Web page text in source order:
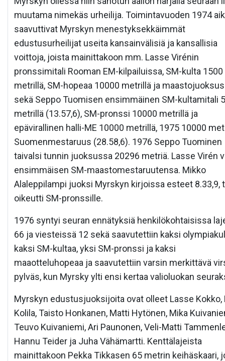
muutama nimekäs urheilija. Toimintavuoden 1974
saavuttivat Myrskyn menestyksekkäimmät
edustusurheilijat useita kansainvälisiä ja kansallisia
voittoja, joista mainittakoon mm. Lasse Virénin
pronssimitali Rooman EM-kilpailuissa, SM-kulta 1500
metrillä, SM-hopeaa 10000 metrillä ja
sekä Seppo Tuomisen ensimmäinen SM-kultamitali
metrillä (13.57,6), SM-pronssi 10000 metrillä ja
epävirallinen halli-ME 10000 metrillä, 1975 10000
Suomenmestaruus (28.58,6). 1976 Seppo Tuominen
taivalsi tunnin juoksussa 20296 metriä. Lasse Virén
ensimmäisen SM-maastomestaruutensa. Mikko
Alaleppilampi juoksi Myrskyn kirjoissa esteet 8.33,9,
oikeutti SM-pronssille.
1976 syntyi seuran ennätyksiä henkilökohtaisissa
66 ja viesteissä 12 sekä saavutettiin kaksi
kaksi SM-kultaa, yksi SM-pronssi ja kaksi
maaotteluhopeaa ja saavutettiin varsin merkittävä
pylväs, kun Myrsky ylti ensi kertaa valioluokan
Myrskyn edustusjuoksijoita ovat olleet Lasse Kokko,
Kolila, Taisto Honkanen, Matti Hytönen, Mika
Teuvo Kuivaniemi, Ari Paunonen, Veli-Matti
Hannu Teider ja Juha Vähämartti. Kenttälajeista
mainittakoon Pekka Tikkasen 65 metrin keihäskaari,